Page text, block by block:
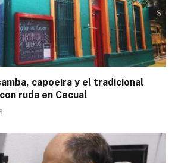
capoeira y el tradicional
ruda en Cecual